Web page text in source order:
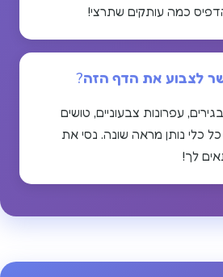
כמה עותקים שתרצי!
לצבוע את הדף הזה?
עפרונות צבעוניים, טושים
כלי נותן מראה שונה. נסי את
לך!